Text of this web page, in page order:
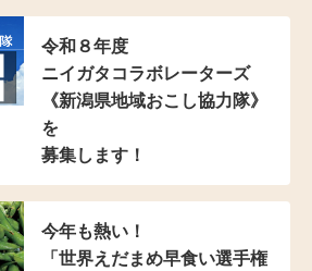
令和８年度
ニイガタコラボレーターズ
《新潟県地域おこし協力隊》
を
募集します！
今年も熱い！
「世界えだまめ早食い選手権